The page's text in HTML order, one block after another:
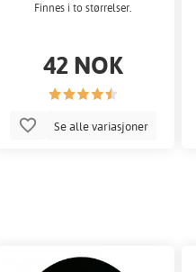
Finnes i to størrelser.
42 NOK
Se alle variasjoner